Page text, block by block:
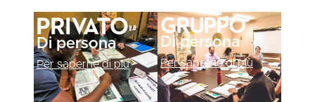
Privato
Di persona
Per saperne di più
Gruppo
Di persona
Per saperne di più